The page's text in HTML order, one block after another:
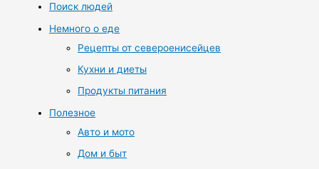
Поиск людей
Немного о еде
Рецепты от североенисейцев
Кухни и диеты
Продукты питания
Полезное
Авто и мото
Дом и быт